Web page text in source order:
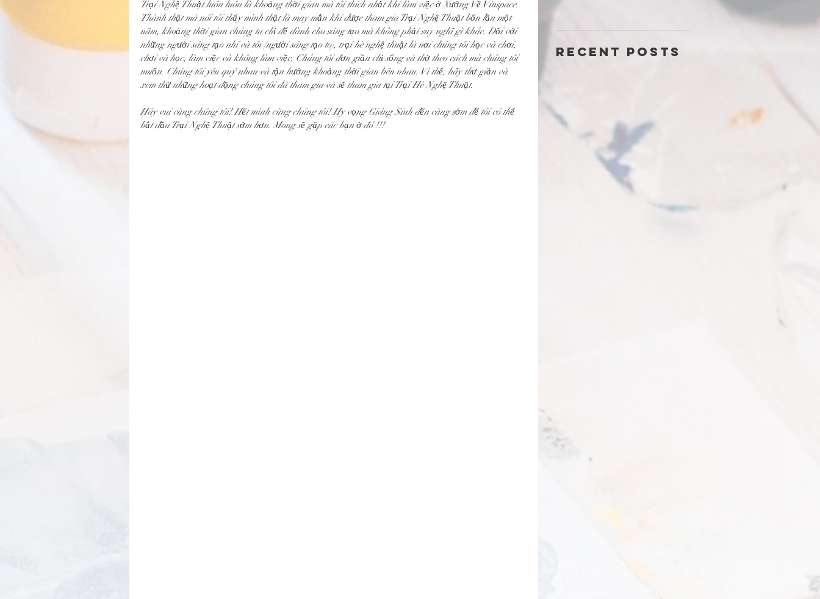
Trại Nghệ Thuật luôn luôn là khoảng thời gian mà tôi thích nhất khi làm việc ở Xưởng Vẽ Vinspace.
Thành thật mà nói tôi thấy mình thật là may mắn khi được tham gia Trại Nghệ Thuật bốn lần một
năm, khoảng thời gian chúng ta chỉ để dành cho sáng tạo mà không phải suy nghĩ gì khác. Đối với
những người sáng tạo nhí và tôi (người sáng tạo to), trại hè nghệ thuật là nơi chúng tôi học và chơi,
chơi và học, làm việc và không làm việc. Chúng tôi đơn giản chỉ sống và thở theo cách mà chúng tôi
muốn. Chúng tôi yêu quý nhau và tận hưởng khoảng thời gian bên nhau. Vì thế, hãy thư giản và
xem thử những hoạt động chúng tôi đã tham gia và sẽ tham gia tại Trại Hè Nghệ Thuật.
Hãy vui cùng chúng tôi! Hết mình cùng chúng tôi! Hy vọng Giáng Sinh đến càng sớm để tôi có thể
bắt đầu Trại Nghệ Thuật sớm hơn. Mong sẽ gặp các bạn ở đó !!!
Recent Posts